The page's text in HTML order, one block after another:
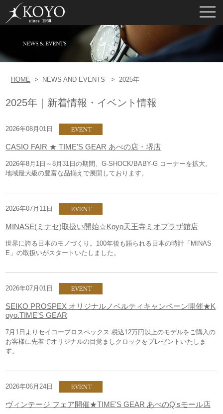
HOME > NEWS AND EVENTS > 2025年
2025年｜新着情報・イベント情報
2026年08月01日
CASIO FAIR ★ TIME'S GEAR あべの店・堺店
2026年8月1日～8月31日の期間、G-SHOCK/BABY-G コーナーを拡大。
地域最大級の豊富な品揃えで展開しております。
2026年07月11日
MINASE(ミナセ)取扱い開始☆Koyo天王寺ミオプラザ館店
世界に誇る日本のモノづくり。100年後も語られる日本の時計「MINAS
E」の取扱いがスタートいたしました。
2026年07月01日
SEIKO PROSPEX オリジナルノベルティキャンペーン開催★K
oyo.TIME'S GEAR
7月1日よりセイコープロスペックス 税込12万円以上のモデルをご購入の
お客様に先着でオリジナルの目覚ましクロックをプレゼントいたしま
す。
2026年06月24日
ヴィンテージ フェア開催★TIME'S GEAR あべのQ'sモール店